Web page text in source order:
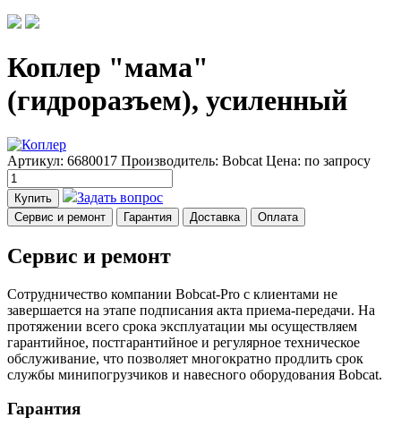
Коплер "мама"
(гидроразъем), усиленный
Артикул: 6680017 Производитель: Bobcat Цена: по запросу
Купить Задать вопрос
Сервис и ремонт Гарантия Доставка Оплата
Сервис и ремонт
Сотрудничество компании Bobcat-Pro с клиентами не
завершается на этапе подписания акта приема-передачи. На
протяжении всего срока эксплуатации мы осуществляем
гарантийное, постгарантийное и регулярное техническое
обслуживание, что позволяет многократно продлить срок
службы минипогрузчиков и навесного оборудования Bobcat.
Гарантия